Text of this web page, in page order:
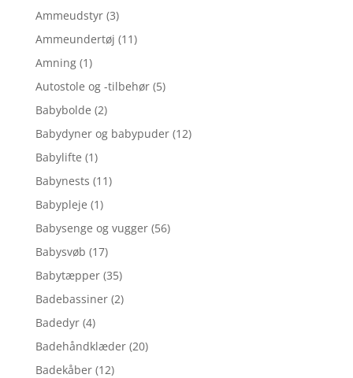
Ammeudstyr (3)
Ammeundertøj (11)
Amning (1)
Autostole og -tilbehør (5)
Babybolde (2)
Babydyner og babypuder (12)
Babylifte (1)
Babynests (11)
Babypleje (1)
Babysenge og vugger (56)
Babysvøb (17)
Babytæpper (35)
Badebassiner (2)
Badedyr (4)
Badehåndklæder (20)
Badekåber (12)